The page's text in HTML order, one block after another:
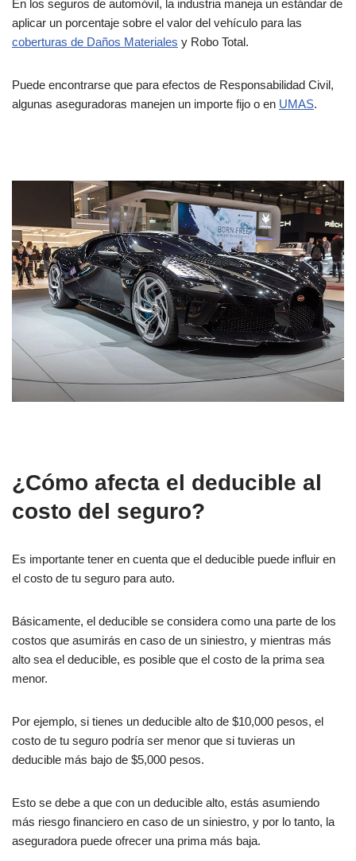
En los seguros de automóvil, la industria maneja un estándar de
aplicar un porcentaje sobre el valor del vehículo para las
coberturas de Daños Materiales y Robo Total.
Puede encontrarse que para efectos de Responsabilidad Civil,
algunas aseguradoras manejen un importe fijo o en UMAS.
¿Cómo afecta el deducible al
costo del seguro?
Es importante tener en cuenta que el deducible puede influir en
el costo de tu seguro para auto.
Básicamente, el deducible se considera como una parte de los
costos que asumirás en caso de un siniestro, y mientras más
alto sea el deducible, es posible que el costo de la prima sea
menor.
Por ejemplo, si tienes un deducible alto de $10,000 pesos, el
costo de tu seguro podría ser menor que si tuvieras un
deducible más bajo de $5,000 pesos.
Esto se debe a que con un deducible alto, estás asumiendo
más riesgo financiero en caso de un siniestro, y por lo tanto, la
aseguradora puede ofrecer una prima más baja.